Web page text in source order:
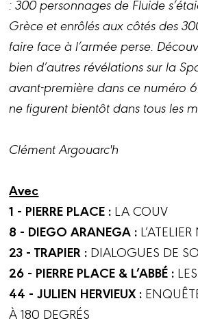
: 300 personnages de Fluide
Grèce et enrôlés aux côtés des
faire face à l’armée perse.
bien d’autres révélations sur la
avant-première dans ce numéro
ne figurent bientôt dans tous les
Clément Argouarc'h
Avec
1 - PIERRE PLACE : LA COUV
8 - DIEGO ARANEGA :
23 - TRAPIER : DIALOGUES DE
26 - PIERRE PLACE & L’ABBÉ :
44 - JULIEN HERVIEUX :
À 180 DEGRÉS